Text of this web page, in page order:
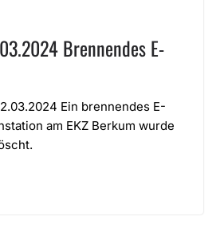
Brennendes E-
Ein brennendes E-
am EKZ Berkum wurde